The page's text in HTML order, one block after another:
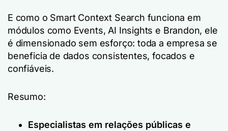
E como o Smart Context Search funciona em
módulos como Events, AI Insights e Brandon, ele
é dimensionado sem esforço: toda a empresa se
beneficia de dados consistentes, focados e
confiáveis.
Resumo:
Especialistas em relações públicas e